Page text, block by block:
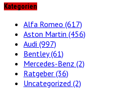
Kategorien
Alfa Romeo (617)
Aston Martin (456)
Audi (997)
Bentley(61)
Mercedes-Benz (2)
Ratgeber (36)
Uncategorized (2)